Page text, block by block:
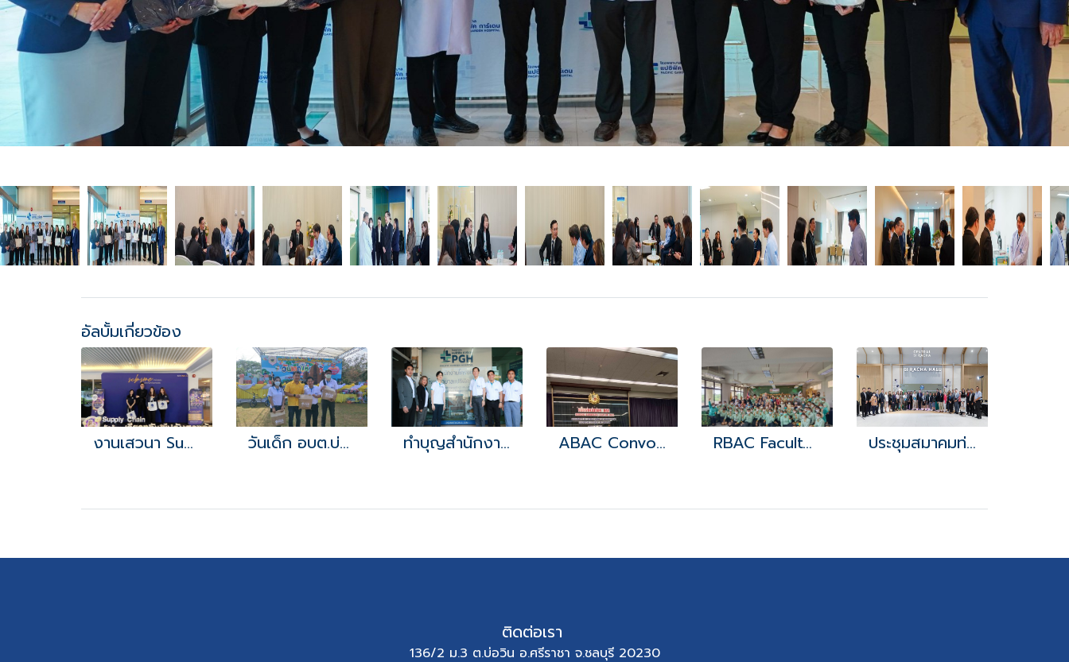
อัลบั้มเกี่ยวข้อง
งานเสวนา Supply Chain วันเด็ก อบต.บ่อวิน 2566 ทำบุญสำนักงานโครงการ ABAC Convocation day RBAC Faculty of Nursing ประชุมสมาคมท่องเที่ยวศรีราชาฯ
ติดต่อเรา
136/2 ม.3 ต.บ่อวิน อ.ศรีราชา จ.ชลบุรี 20230